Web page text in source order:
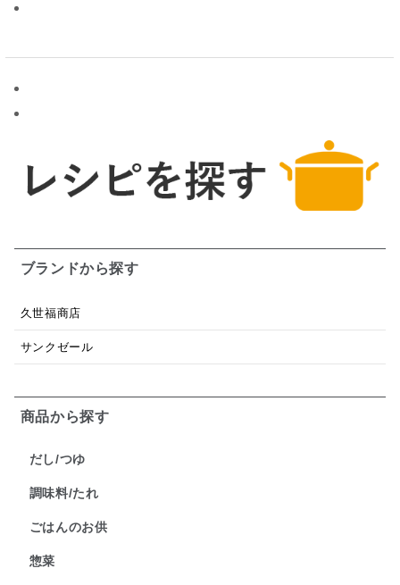
ブランドから探す
久世福商店
サンクゼール
商品から探す
だし/つゆ
調味料/たれ
ごはんのお供
惣菜